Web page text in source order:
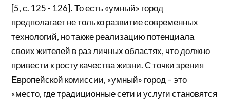
[5, с. 125 - 126]. То есть «умный» город
предполагает не только развитие современных
технологий, но также реализацию потенциала
своих жителей в раз личных областях, что должно
привести к росту качества жизни. С точки зрения
Европейской комиссии, «умный» город – это
«место, где традиционные сети и услуги становятся